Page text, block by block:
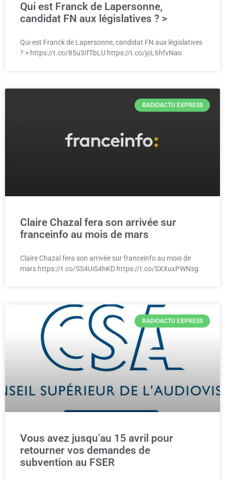
Qui est Franck de Lapersonne,
candidat FN aux législatives ? >
Qui est Franck de Lapersonne, candidat FN aux législatives
? > https://t.co/85u3IfTbLU https://t.co/joL6hfvNao
RADIOACTU EXPRESS
Claire Chazal fera son arrivée sur
franceinfo au mois de mars
Claire Chazal fera son arrivée sur franceinfo au mois de
mars https://t.co/SS4UiS4hKD https://t.co/SXXuxPWNsg
RADIOACTU EXPRESS
Vous avez jusqu’au 15 avril pour
retourner vos demandes de
subvention au FSER